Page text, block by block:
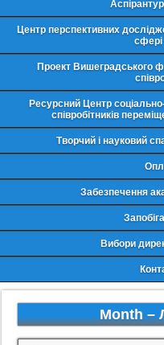
Центр перспективних
сфері
Проект Вишеградського
Ресурсний Центр
співробітників
Творчий і науковий
Забезпечення
Вибори
Month –